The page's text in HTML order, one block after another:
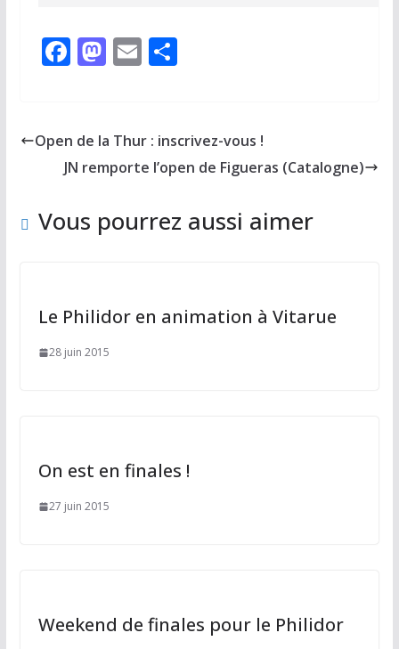
F
b
o
k
M
d
o
E
l
P
g
er
Open de la Thur : inscrivez-vous !
JN remporte l’open de Figueras (Catalogne)
Vous pourrez aussi aimer
Le Philidor en animation à Vitarue
28 juin 2015
On est en finales !
27 juin 2015
Weekend de finales pour le Philidor